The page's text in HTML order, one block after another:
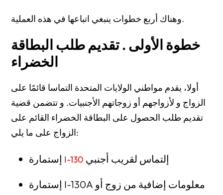
وهناك أربع خطوات ينبغي اتباعها في هذه العملية.
خطوة الأولى . تقديم طلب البطاقة
الخضراء
أولا، يقدم مواطني الولايات المتحدة التماسا قائمًا على
الزواج و لأزواجهم أو زوجاتهم الأجنبيات. و تتضمن قضية
تقديم طلب الحصول على البطاقة الخضراء القائم على
الزواج على ما يلي:
I-130
إستمارة I-130A معلومات إضافية من زوج أو